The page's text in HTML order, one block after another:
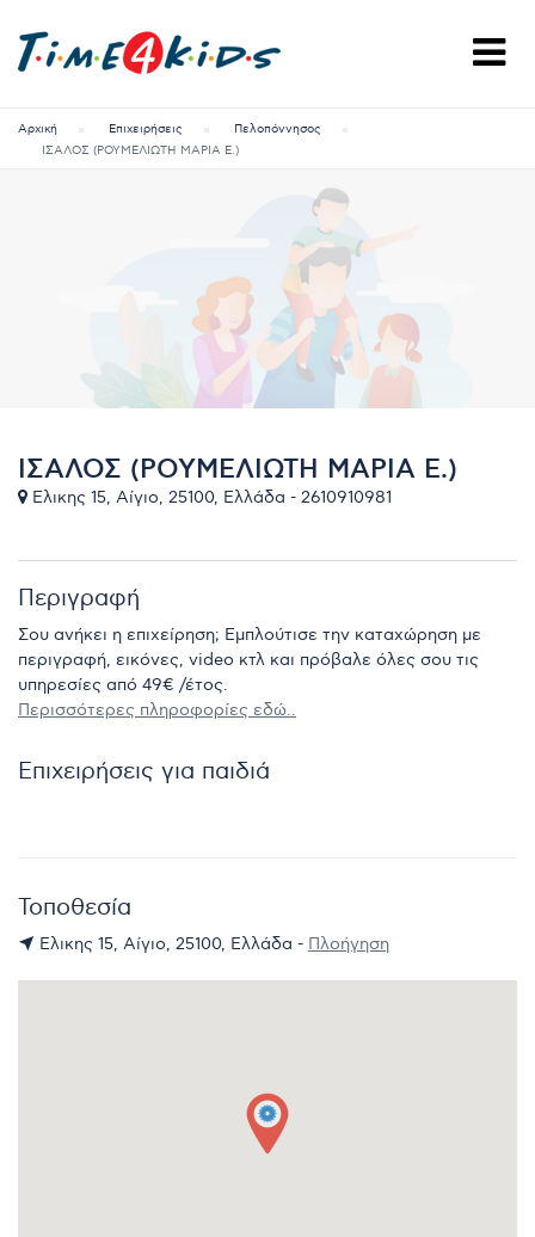
Αρχική Επιχειρήσεις
Πελοπόννησος
ΙΣΑΛΟΣ (ΡΟΥΜΕΛΙΩΤΗ ΜΑΡΙΑ Ε.)
ΙΣΑΛΟΣ (ΡΟΥΜΕΛΙΩΤΗ ΜΑΡΙΑ Ε.)
Ελικης 15, Αίγιο, 25100, Ελλάδα - 2610910981
Περιγραφή
Σου ανήκει η επιχείρηση; Εμπλούτισε την καταχώρηση με
περιγραφή, εικόνες, video κτλ και πρόβαλε όλες σου τις
υπηρεσίες από 49€ /έτος.
Περισσότερες πληροφορίες εδώ..
Επιχειρήσεις για παιδιά
Τοποθεσία
Ελικης 15, Αίγιο, 25100, Ελλάδα - Πλοήγηση